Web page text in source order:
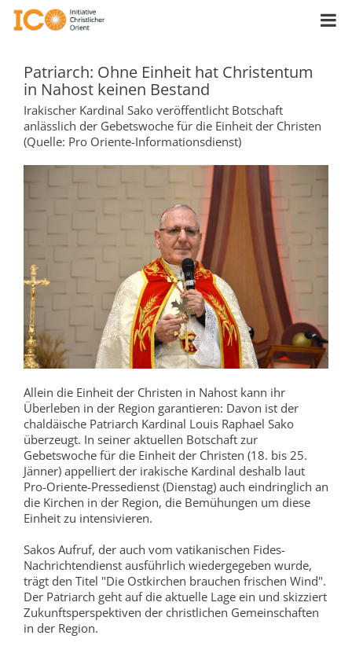
Patriarch: Ohne Einheit hat Christentum
in Nahost keinen Bestand
Irakischer Kardinal Sako veröffentlicht Botschaft
anlässlich der Gebetswoche für die Einheit der Christen
(Quelle: Pro Oriente-Informationsdienst)
Allein die Einheit der Christen in Nahost kann ihr
Überleben in der Region garantieren: Davon ist der
chaldäische Patriarch Kardinal Louis Raphael Sako
überzeugt. In seiner aktuellen Botschaft zur
Gebetswoche für die Einheit der Christen (18. bis 25.
Jänner) appelliert der irakische Kardinal deshalb laut
Pro-Oriente-Pressedienst (Dienstag) auch eindringlich an
die Kirchen in der Region, die Bemühungen um diese
Einheit zu intensivieren.
Sakos Aufruf, der auch vom vatikanischen Fides-
Nachrichtendienst ausführlich wiedergegeben wurde,
trägt den Titel "Die Ostkirchen brauchen frischen Wind".
Der Patriarch geht auf die aktuelle Lage ein und skizziert
Zukunftsperspektiven der christlichen Gemeinschaften
in der Region.